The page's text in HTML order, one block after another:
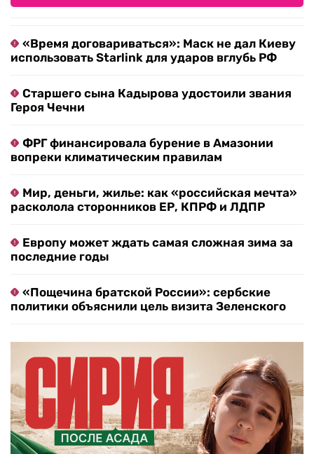
«Время договариваться»: Маск не дал Киеву
использовать Starlink для ударов вглубь РФ
Старшего сына Кадырова удостоили звания
Героя Чечни
ФРГ финансировала бурение в Амазонии
вопреки климатическим правилам
Мир, деньги, жилье: как «российская мечта»
расколола сторонников ЕР, КПРФ и ЛДПР
Европу может ждать самая сложная зима за
последние годы
«Пощечина братской России»: сербские
политики объяснили цель визита Зеленского